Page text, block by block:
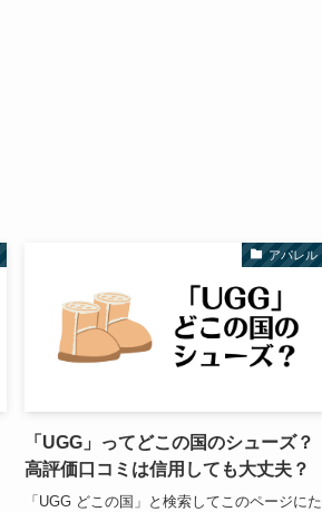
アパレル
「UGG」ってどこの国のシューズ？
高評価口コミは信用しても大丈夫？
「UGG どこの国」と検索してこのページにた